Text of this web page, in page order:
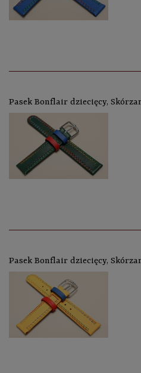
Pasek Bonflair dziecięcy,
Pasek Bonflair dziecięcy,